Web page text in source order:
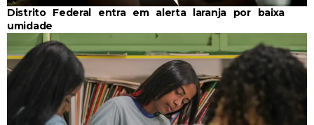
Distrito Federal entra em alerta laranja por baixa
umidade